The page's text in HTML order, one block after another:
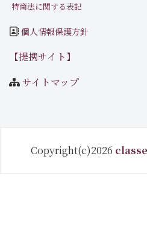
特商法に関する表記
個人情報保護方針
【提携サイト】
サイトマップ
Copyright(c)2026 classe